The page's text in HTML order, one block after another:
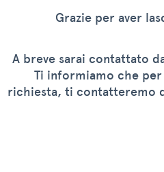
Grazie per aver
A breve sarai contattato
Ti informiamo che
richiesta, ti contatteremo